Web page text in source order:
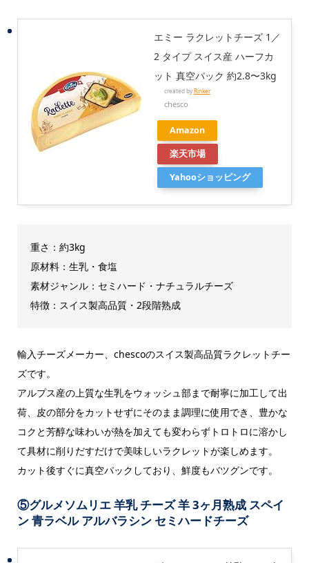
エミー ラクレットチーズ 1／
2 タイプ スイス産 ハーフカ
ット 真空パック 約2.8〜3kg
created byRinker
chesco
Amazon
楽天市場
Yahooショッピング
重さ：約3kg
原材料：生乳・食塩
素材ジャンル：セミハード・ナチュラルチーズ
特徴：スイス製高品質・2段階熟成
輸入チーズメーカー、chescoのスイス製高品質ラクレットチー
ズです。
アルプス産の上質な生乳をウォッシュ部まで耐寧に加工して出
荷、皮の部分をカットせずにそのまま調理に使用でき、豊かな
コクと芳醇な味わいが熱を加えても変わらずトロトロに溶かし
て具材に削りだすだけで美味しいラクレットが楽しめます。
カット後すぐに真空パックしており、鮮度もバツグンです。
⑤グルメソムリエ 羊乳 チーズ 羊 3ヶ月熟成 スペイ
ン 青ラベル アルバラシン セミハードチーズ